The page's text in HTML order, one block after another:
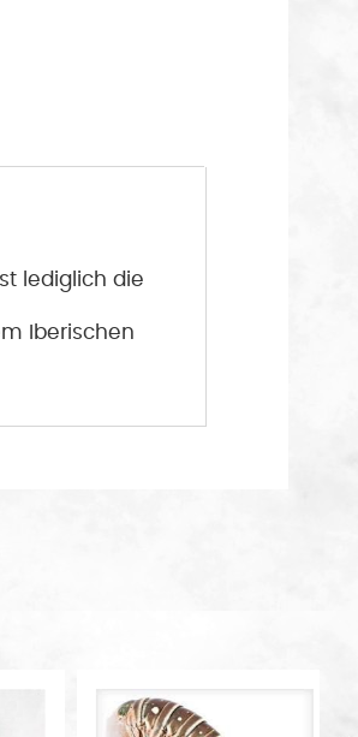
lediglich die
Iberischen